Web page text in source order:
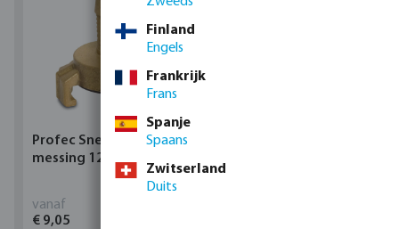
Profec Snelkoppeling
messing 12 bar slangtule
vanaf
€ 9,05
Finland
Engels
Frankrijk
Frans
Spanje
Spaans
Zwitserland
Duits